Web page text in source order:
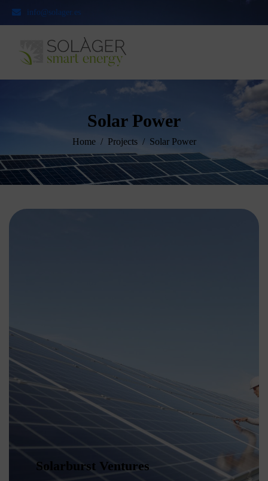
info@solager.es
Solar Power
Home Projects Solar Power
Solarburst Ventures